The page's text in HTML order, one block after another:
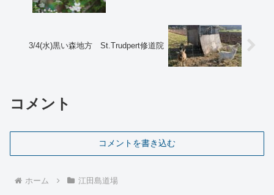
3/4(水)黒い森地方 St.Trudpert修道院
コメント
コメントを書き込む
ホーム 江田島道場